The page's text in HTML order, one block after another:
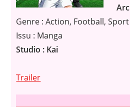
Arc
Genre : Action, Football, Sport
Issu : Manga
Studio : Kai
Trailer